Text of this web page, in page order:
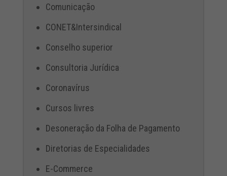
Comunicação
CONET&Intersindical
Conselho superior
Consultoria Jurídica
Coronavírus
Cursos livres
Desoneração da Folha de Pagamento
Diretorias de Especialidades
E-Commerce